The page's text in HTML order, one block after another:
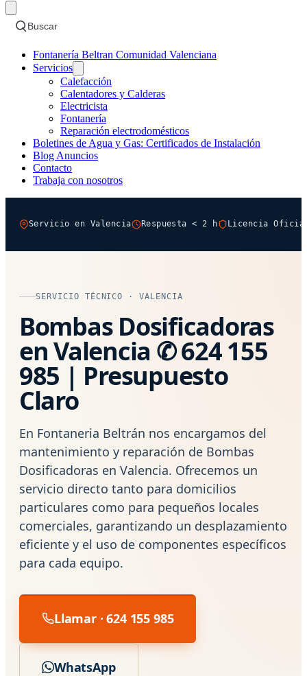
Buscar
Fontanería Beltran Comunidad Valenciana
Servicios
Calefacción
Calentadores y Calderas
Electricista
Fontanería
Reparación electrodomésticos
Boletines de Agua y Gas: Certificados de Instalación
Blog Anuncios
Contacto
Trabaja con nosotros
Servicio en Valencia Respuesta < 2 h Licencia
SERVICIO TÉCNICO · VALENCIA
Bombas Dosificadoras
en Valencia ✆ 624 155
985 | Presupuesto
Claro
En Fontaneria Beltrán nos encargamos del
mantenimiento y reparación de Bombas
Dosificadoras en Valencia. Ofrecemos un
servicio directo tanto para domicilios
particulares como para pequeños locales
comerciales, garantizando un desplazamiento
eficiente y el uso de componentes específicos
para cada equipo.
Llamar · 624 155 985
WhatsApp